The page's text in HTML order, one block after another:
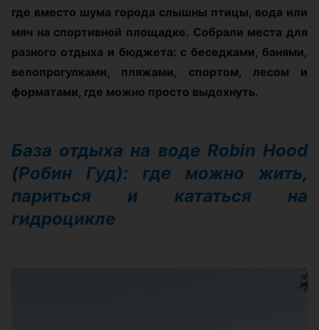
где вместо шума города слышны птицы, вода или
мяч на спортивной площадке. Собрали места для
разного отдыха и бюджета: с беседками, банями,
велопрогулками, пляжами, спортом, лесом и
форматами, где можно просто выдохнуть.
База отдыха на воде Robin Hood
(Робин Гуд): где можно жить,
париться и кататься на
гидроцикле